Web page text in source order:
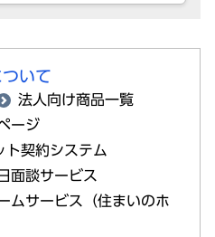
いて
法人向け商品一覧
ージ
ト契約システム
面談サービス
ムサービス（住まいのホ